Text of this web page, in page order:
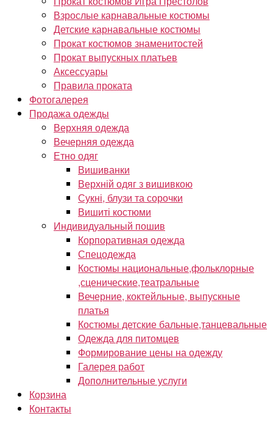
Взрослые карнавальные костюмы
Детские карнавальные костюмы
Прокат костюмов знаменитостей
Прокат выпускных платьев
Аксессуары
Правила проката
Фотогалерея
Продажа одежды
Верхняя одежда
Вечерняя одежда
Етно одяг
Вишиванки
Верхній одяг з вишивкою
Сукні, блузи та сорочки
Вишиті костюми
Индивидуальный пошив
Корпоративная одежда
Спецодежда
Костюмы национальные,фольклорные
,сценические,театральные
Вечерние, коктейльные, выпускные
платья
Костюмы детские бальные,танцевальные
Одежда для питомцев
Формирование цены на одежду
Галерея работ
Дополнительные услуги
Корзина
Контакты